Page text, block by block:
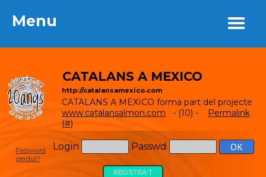
Menu
CATALANS A MEXICO
http://catalansamexico.com
CATALANS A MEXICO forma part del projecte
www.catalansalmon.com - (10) - Permalink
(#)
Login Passwd
Password
perdut?
REGISTRA'T
Menu